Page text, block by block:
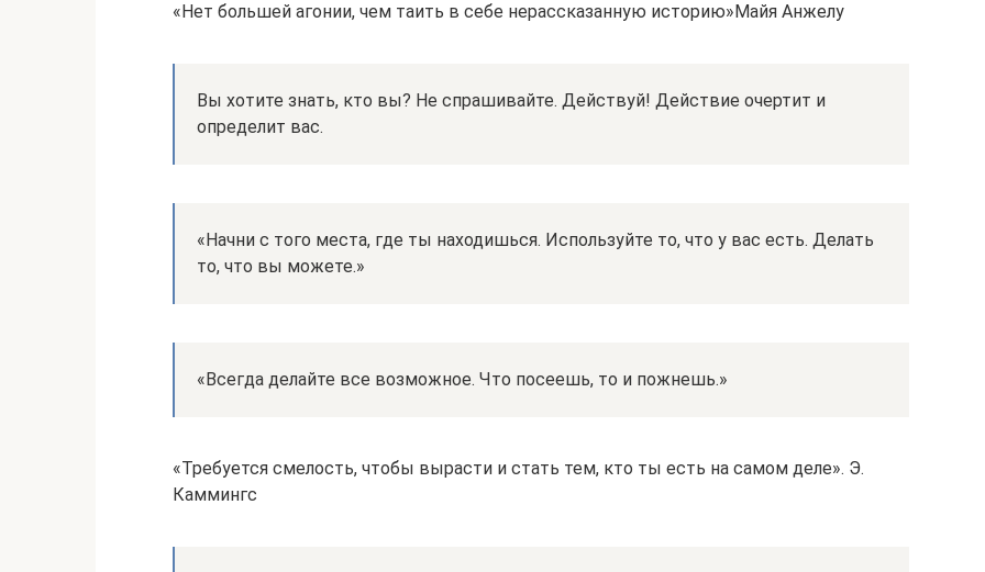
«Нет большей агонии, чем таить в себе нерассказанную историю»Майя Анжелу
Вы хотите знать, кто вы? Не спрашивайте. Действуй! Действие очертит и
определит вас.
«Начни с того места, где ты находишься. Используйте то, что у вас есть. Делать
то, что вы можете.»
«Всегда делайте все возможное. Что посеешь, то и пожнешь.»
«Требуется смелость, чтобы вырасти и стать тем, кто ты есть на самом деле». Э.
Каммингс